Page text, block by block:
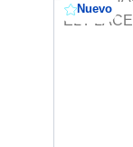
Nuevo